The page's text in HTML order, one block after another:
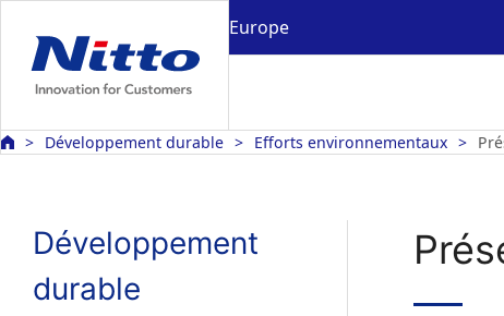
Europe
Développement durable Efforts environnementaux
Développement
durable